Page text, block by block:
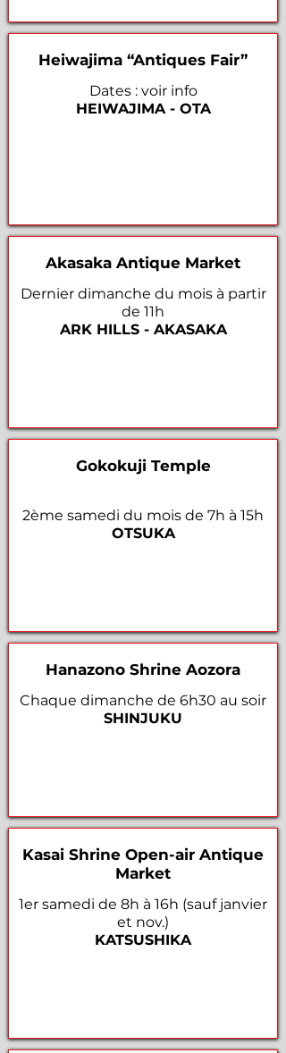
Heiwajima “Antiques Fair”
Dates : voir info
HEIWAJIMA - OTA
Akasaka Antique Market
Dernier dimanche du mois à partir
de 11h
ARK HILLS - AKASAKA
Gokokuji Temple
2ème samedi du mois de 7h à 15h
OTSUKA
Hanazono Shrine Aozora
Chaque dimanche de 6h30 au soir
SHINJUKU
Kasai Shrine Open-air Antique
Market
1er samedi de 8h à 16h (sauf janvier
et nov.)
KATSUSHIKA